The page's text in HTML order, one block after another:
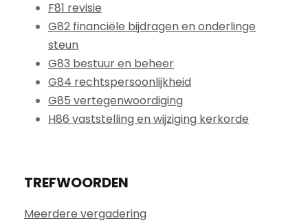
F81 revisie
G82 financiële bijdragen en onderlinge
steun
G83 bestuur en beheer
G84 rechtspersoonlijkheid
G85 vertegenwoordiging
H86 vaststelling en wijziging kerkorde
TREFWOORDEN
Meerdere vergadering